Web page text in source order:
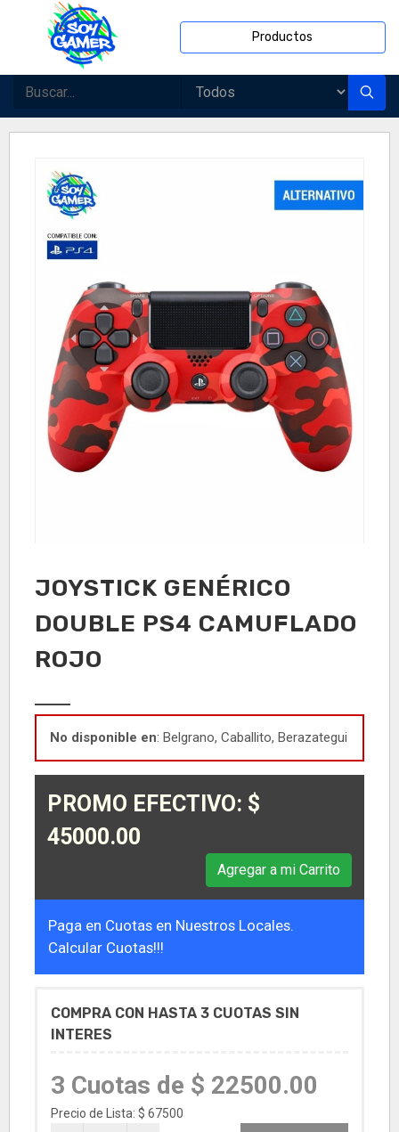
Productos
JOYSTICK GENÉRICO
DOUBLE PS4 CAMUFLADO
ROJO
No disponible en: Belgrano, Caballito, Berazategui
PROMO EFECTIVO: $
45000.00
Agregar a mi Carrito
Paga en Cuotas en Nuestros Locales.
Calcular Cuotas!!!
COMPRA CON HASTA 3 CUOTAS SIN
INTERES
3 Cuotas de $ 22500.00
Precio de Lista: $ 67500